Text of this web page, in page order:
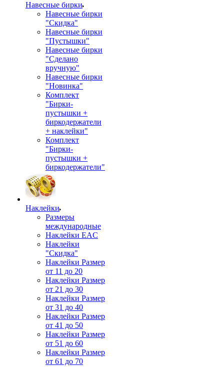
Навесные бирки
Навесные бирки
"Скидка"
Навесные бирки
"Пустышки"
Навесные бирки
"Сделано
вручную"
Навесные бирки
"Новинка"
Комплект
"Бирки-
пустышки +
биркодержатели
+ наклейки"
Комплект
"Бирки-
пустышки +
биркодержатели"
Наклейки
Размеры
международные
Наклейки EAC
Наклейки
"Скидка"
Наклейки Размер
от 11 до 20
Наклейки Размер
от 21 до 30
Наклейки Размер
от 31 до 40
Наклейки Размер
от 41 до 50
Наклейки Размер
от 51 до 60
Наклейки Размер
от 61 до 70